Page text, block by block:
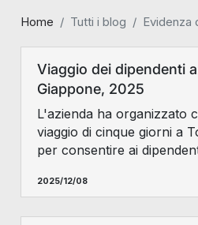
Home Tutti i blog Evidenza
Viaggio dei dipendenti
Giappone, 2025
L'azienda ha organizzato
viaggio di cinque giorni a
per consentire ai
2025/12/08